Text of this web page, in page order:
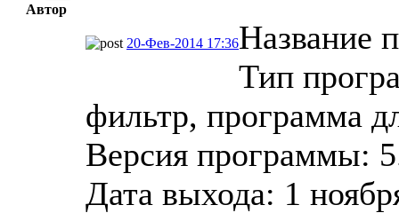
Автор
20-Фев-2014 17:36Название
Тип
фильтр, программа
Версия программы:
Дата выхода: 1